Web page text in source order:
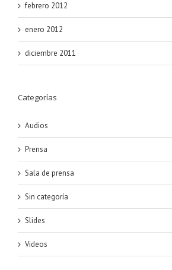
febrero 2012
enero 2012
diciembre 2011
Categorías
Audios
Prensa
Sala de prensa
Sin categoría
Slides
Videos